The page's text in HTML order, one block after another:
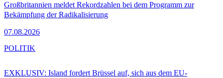
Großbritannien meldet Rekordzahlen bei dem Programm zur
Bekämpfung der Radikalisierung
07.08.2026
EXKLUSIV: Island fordert Brüssel auf, sich aus dem EU-
POLITIK